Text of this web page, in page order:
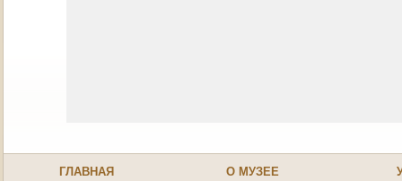
ГЛАВНАЯ О МУЗЕЕ